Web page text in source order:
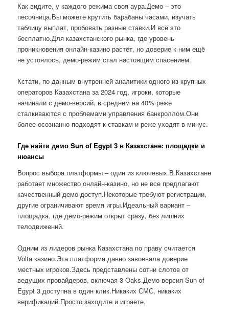
Как видите, у каждого режима своя аура.Демо – это
песочница.Вы можете крутить барабаны часами, изучать
таблицу выплат, пробовать разные ставки.И всё это
бесплатно.Для казахстанского рынка, где уровень
проникновения онлайн-казино растёт, но доверие к ним ещё
не устоялось, демо-режим стал настоящим спасением.
Кстати, по данным внутренней аналитики одного из крупных
операторов Казахстана за 2024 год, игроки, которые
начинали с демо-версий, в среднем на 40% реже
сталкиваются с проблемами управления банкроллом.Они
более осознанно подходят к ставкам и реже уходят в минус.
Где найти демо Sun of Egypt 3 в Казахстане: площадки и
нюансы
Вопрос выбора платформы – один из ключевых.В Казахстане
работает множество онлайн-казино, но не все предлагают
качественный демо-доступ.Некоторые требуют регистрации,
другие ограничивают время игры.Идеальный вариант –
площадка, где демо-режим открыт сразу, без лишних
телодвижений.
Одним из лидеров рынка Казахстана по праву считается
Volta казино.Эта платформа давно завоевала доверие
местных игроков.Здесь представлены сотни слотов от
ведущих провайдеров, включая 3 Oaks.Демо-версия Sun of
Egypt 3 доступна в один клик.Никаких СМС, никаких
верификаций.Просто заходите и играете.